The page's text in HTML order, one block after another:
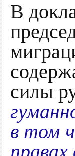
В
силы
в том